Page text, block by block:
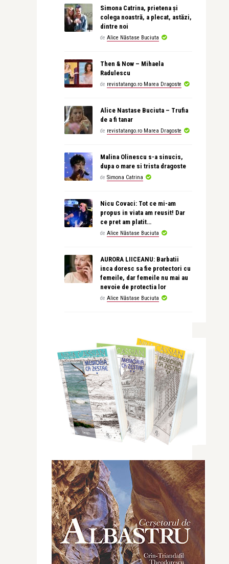
Simona Catrina, prietena și
colega noastră, a plecat, astăzi,
dintre noi
de Alice Năstase Buciuta
Then & Now – Mihaela
Radulescu
de revistatango.ro Marea Dragoste
Alice Nastase Buciuta – Trufia
de a fi tanar
de revistatango.ro Marea Dragoste
Malina Olinescu s-a sinucis,
dupa o mare si trista dragoste
de Simona Catrina
Nicu Covaci: Tot ce mi-am
propus in viata am reusit! Dar
ce pret am platit…
de Alice Năstase Buciuta
AURORA LIICEANU: Barbatii
inca doresc sa fie protectori cu
femeile, dar femeile nu mai au
nevoie de protectia lor
de Alice Năstase Buciuta